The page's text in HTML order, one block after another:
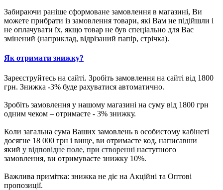
Забираючи раніше сформоване замовлення в магазині, Ви
можете прибрати із замовлення товари, які Вам не підійшли і
не оплачувати їх, якщо товар не був спеціально для Вас
змінений (наприклад, відрізаний папір, стрічка).
Як отримати знижку?
Зареєструйтесь на сайті. Зробіть замовлення на сайті від 1800
грн. Знижка -3% буде рахуватися автоматично.
Зробіть замовлення у нашому магазині на суму від 1800 грн
одним чеком – отримаєте - 3% знижку.
Коли загальна сума Ваших замовлень в особистому кабінеті
досягне 18 000 грн і вище, ви отримаєте код, написавши
який у відповідне поле, при створенні наступного
замовлення, ви отримуваєте знижку 10%.
Важлива примітка: знижка не діє на Акційні та Оптові
пропозиції.